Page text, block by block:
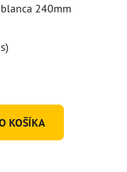
240mm
KOŠÍKA